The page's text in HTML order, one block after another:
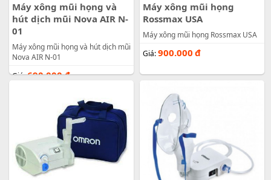
Máy xông mũi họng và
hút dịch mũi Nova AIR N-
01
Máy xông mũi họng và hút dịch mũi
Nova AIR N-01
Giá:690.000đ
Máy xông mũi họng
Rossmax USA
Máy xông mũi họng Rossmax USA
Giá:900.000 đ